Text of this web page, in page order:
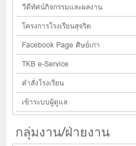
วีดีทัศน์กิจกรรมและผลงาน
โครงการโรงเรียนสุจริต
Facebook Page ศิษย์เก่า
TKB e-Service
คำสั่งโรงเรียน
เข้าระบบผู้ดูแล
กลุ่มงาน/ฝ่ายงาน